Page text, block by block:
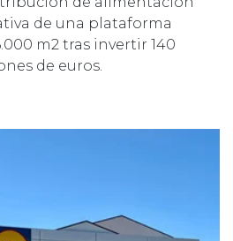
de una plataforma
m2 tras invertir 140
de euros.